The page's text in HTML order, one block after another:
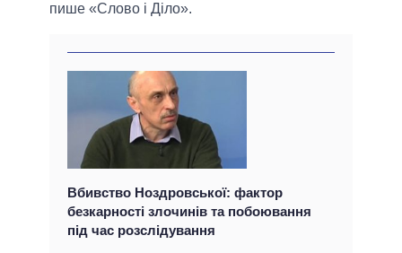
пише «Слово і Діло».
Вбивство Ноздровської: фактор
безкарності злочинів та побоювання
під час розслідування